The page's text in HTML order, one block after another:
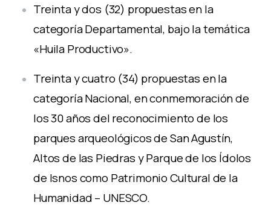
Treinta y dos (32) propuestas en la
categoría Departamental, bajo la temática
«Huila Productivo».
Treinta y cuatro (34) propuestas en la
categoría Nacional, en conmemoración de
los 30 años del reconocimiento de los
parques arqueológicos de San Agustín,
Altos de las Piedras y Parque de los Ídolos
de Isnos como Patrimonio Cultural de la
Humanidad – UNESCO.